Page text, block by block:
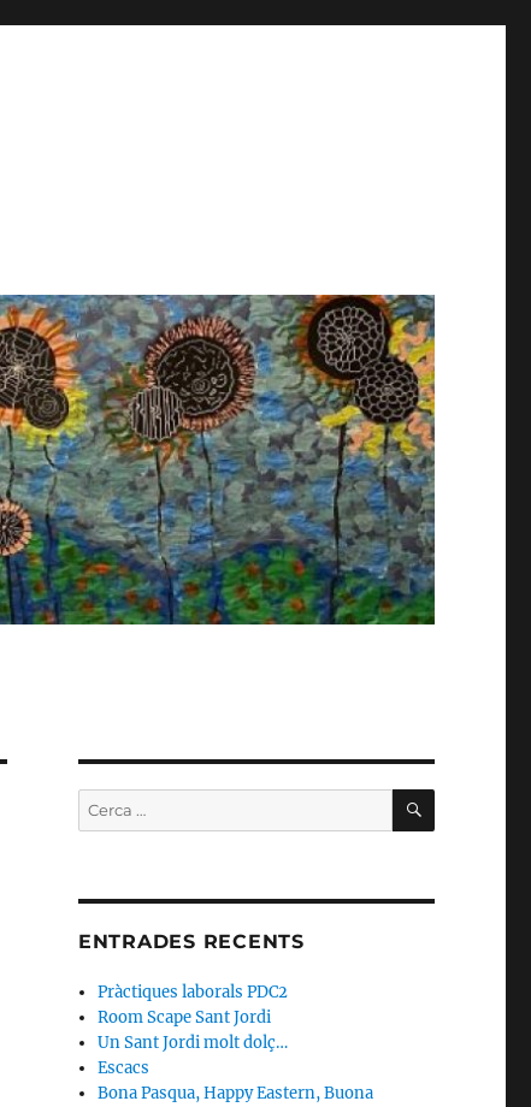
Cerca: CERCA
ENTRADES RECENTS
Pràctiques laborals PDC2
Room Scape Sant Jordi
Un Sant Jordi molt dolç…
Escacs
Bona Pasqua, Happy Eastern, Buona